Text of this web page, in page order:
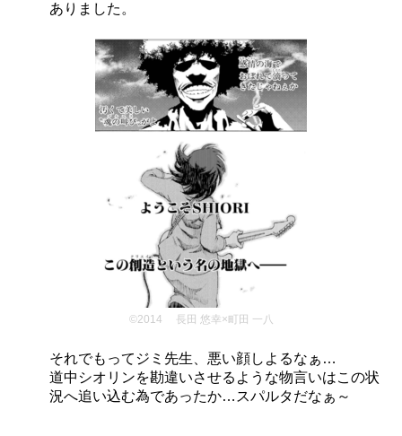
ありました。
©2014 長田 悠幸×町田 一八
それでもってジミ先生、悪い顔しよるなぁ…
道中シオリンを勘違いさせるような物言いはこの状
況へ追い込む為であったか…スパルタだなぁ～